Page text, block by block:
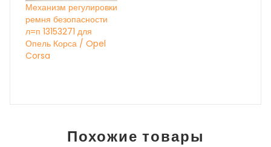
Механизм регулировки
ремня безопасности
л=п 13153271 для
Опель Корса / Opel
Corsa
Похожие товары